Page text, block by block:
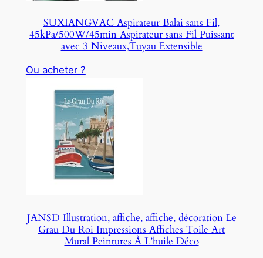
SUXIANGVAC Aspirateur Balai sans Fil,
45kPa/500W/45min Aspirateur sans Fil Puissant
avec 3 Niveaux,Tuyau Extensible
Ou acheter ?
JANSD Illustration, affiche, affiche, décoration Le
Grau Du Roi Impressions Affiches Toile Art
Mural Peintures À L’huile Déco